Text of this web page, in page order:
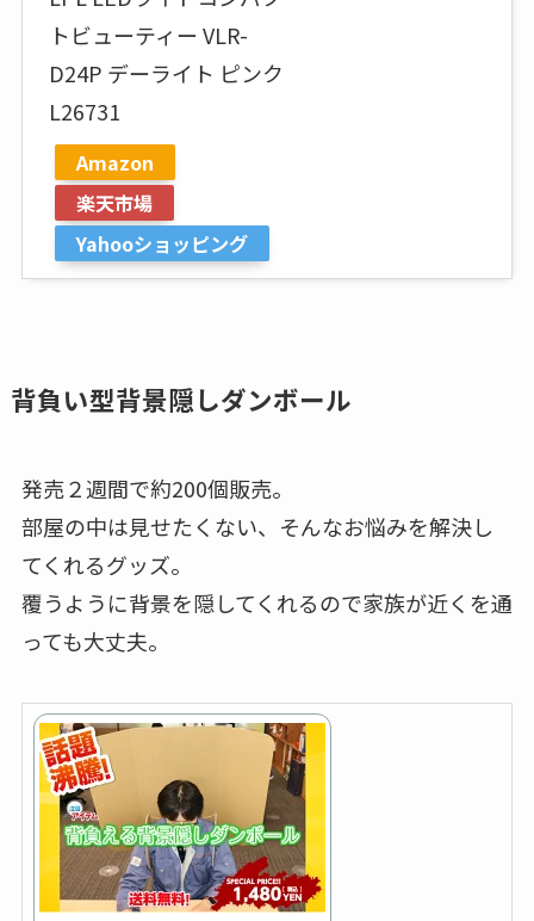
トビューティー VLR-
D24P デーライト ピンク
L26731
Amazon
楽天市場
Yahooショッピング
背負い型背景隠しダンボール
発売２週間で約200個販売。
部屋の中は見せたくない、そんなお悩みを解決し
てくれるグッズ。
覆うように背景を隠してくれるので家族が近くを通
っても大丈夫。